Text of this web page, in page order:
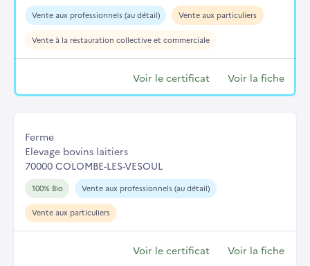
Vente aux professionnels (au détail) Vente aux particuliers
Vente à la restauration collective et commerciale
Voir le certificat Voir la fiche
Ferme
Elevage bovins laitiers
70000 COLOMBE-LES-VESOUL
100% Bio Vente aux professionnels (au détail)
Vente aux particuliers
Voir le certificat Voir la fiche